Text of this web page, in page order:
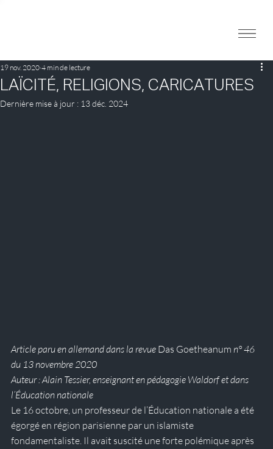
LAÏCITÉ, RELIGIONS, CARICATURES
19 nov. 2020 4 min de lecture
Dernière mise à jour : 13 déc. 2024
Article paru en allemand dans la revue Das Goetheanum n° 46
du 13 novembre 2020
Auteur : Alain Tessier, enseignant en pédagogie Waldorf et dans
l’Éducation nationale
Le 16 octobre, un professeur de l’Éducation nationale a été
égorgé en région parisienne par un islamiste
fondamentaliste. Il avait suscité une forte polémique après